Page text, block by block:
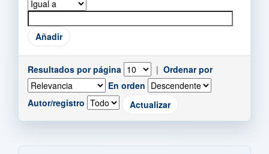
Resultados por página | Ordenar por
En orden
Autor/registro